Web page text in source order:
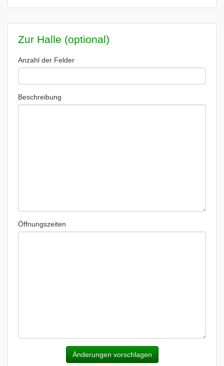
Zur Halle (optional)
Anzahl der Felder
Beschreibung
Öffnungszeiten
Änderungen vorschlagen